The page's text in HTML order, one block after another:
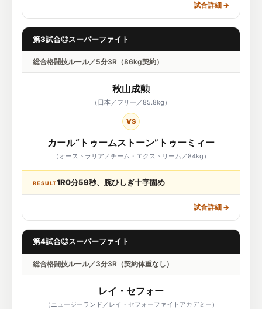
試合詳細 →
第3試合◎スーパーファイト
総合格闘技ルール／5分3R（86kg契約）
秋山成勲
（日本／フリー／85.8kg）
VS
カール“トゥームストーン”トゥーミィー
（オーストラリア／チーム・エクストリーム／84kg）
RESULT1R0分59秒、腕ひしぎ十字固め
試合詳細 →
第4試合◎スーパーファイト
総合格闘技ルール／3分3R（契約体重なし）
レイ・セフォー
（ニュージーランド／レイ・セフォーファイトアカデミー）